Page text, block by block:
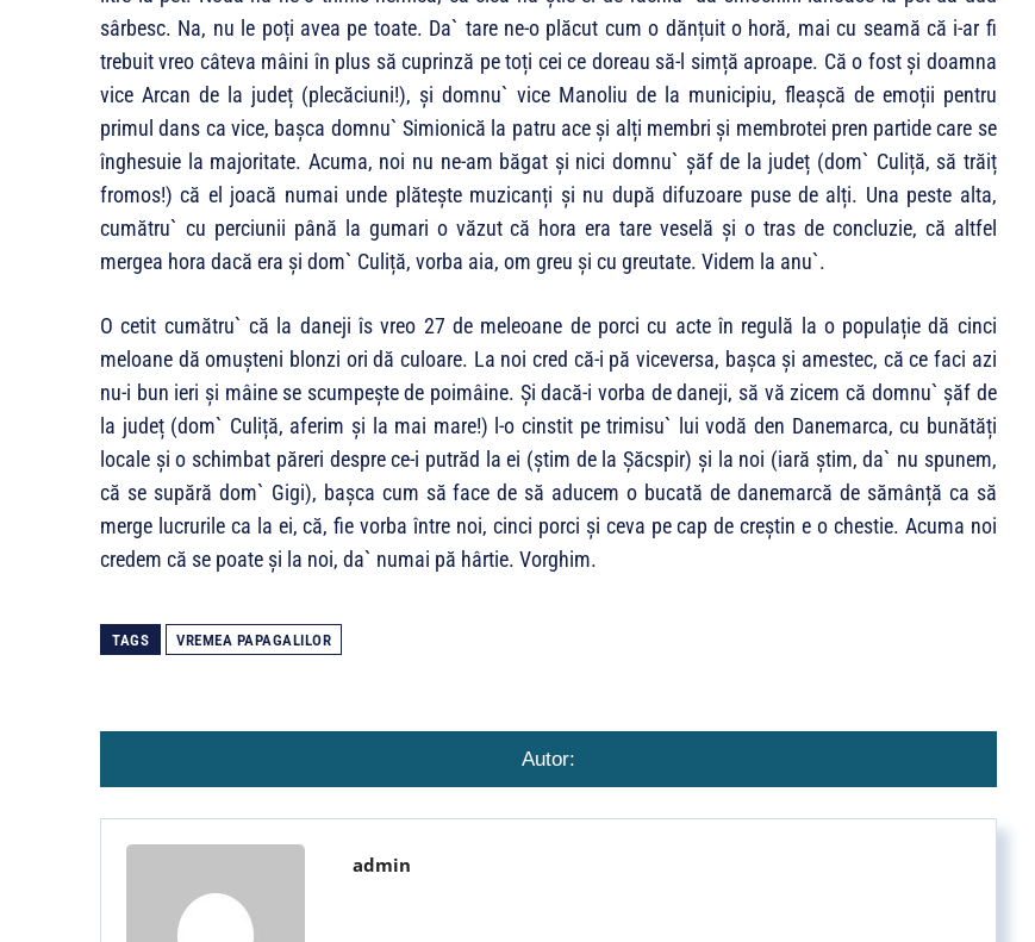
sârbesc. Na, nu le poți avea pe toate. Da` tare ne-o plăcut cum o dănțuit o horă, mai cu seamă că i-ar fi
trebuit vreo câteva mâini în plus să cuprinză pe toți cei ce doreau să-l simță aproape. Că o fost și doamna
vice Arcan de la județ (plecăciuni!), și domnu` vice Manoliu de la municipiu, fleașcă de emoții pentru
primul dans ca vice, bașca domnu` Simionică la patru ace și alți membri și membrotei pren partide care se
înghesuie la majoritate. Acuma, noi nu ne-am băgat și nici domnu` șăf de la județ (dom` Culiță, să trăiț
fromos!) că el joacă numai unde plătește muzicanți și nu după difuzoare puse de alți. Una peste alta,
cumătru` cu perciunii până la gumari o văzut că hora era tare veselă și o tras de concluzie, că altfel
mergea hora dacă era și dom` Culiță, vorba aia, om greu și cu greutate. Videm la anu`.
O cetit cumătru` că la daneji îs vreo 27 de meleoane de porci cu acte în regulă la o populație dă cinci
meloane dă omușteni blonzi ori dă culoare. La noi cred că-i pă viceversa, bașca și amestec, că ce faci azi
nu-i bun ieri și mâine se scumpește de poimâine. Și dacă-i vorba de daneji, să vă zicem că domnu` șăf de
la județ (dom` Culiță, aferim și la mai mare!) l-o cinstit pe trimisu` lui vodă den Danemarca, cu bunătăți
locale și o schimbat păreri despre ce-i putrăd la ei (știm de la Șăcspir) și la noi (iară știm, da` nu spunem,
că se supără dom` Gigi), bașca cum să face de să aducem o bucată de danemarcă de sămânță ca să
merge lucrurile ca la ei, că, fie vorba între noi, cinci porci și ceva pe cap de creștin e o chestie. Acuma noi
credem că se poate și la noi, da` numai pă hârtie. Vorghim.
TAGS VREMEA PAPAGALILOR
Autor:
admin